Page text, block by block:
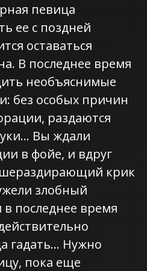
певица
ее с поздней
оставаться
В последнее время
необъяснимые
без особых причин
раздаются
Вы ждали
в фойе, и вдруг
крик
злобный
последнее время
гадать… Нужно
пока еще